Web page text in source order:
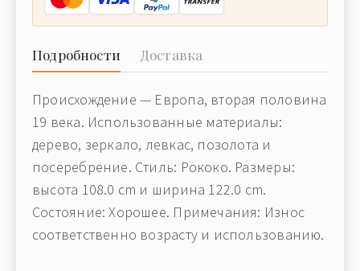
Подробности Доставка
Происхождение — Европа, вторая половина
19 века. Использованные материалы:
дерево, зеркало, левкас, позолота и
посеребрение. Стиль: Рококо. Размеры:
высота 108.0 cm и ширина 122.0 cm.
Состояние: Хорошее. Примечания: Износ
соответственно возрасту и использованию.